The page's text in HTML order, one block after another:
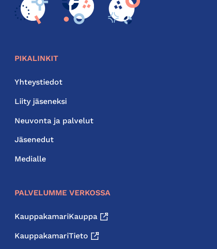
PIKALINKIT
Yhteystiedot
Liity jäseneksi
Neuvonta ja palvelut
Jäsenedut
Medialle
PALVELUMME VERKOSSA
KauppakamariKauppa
KauppakamariTieto